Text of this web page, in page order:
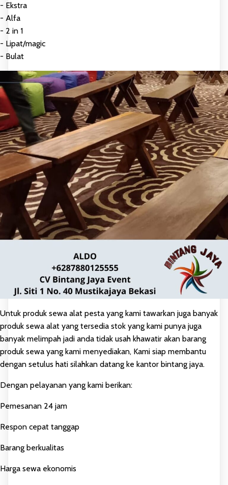
- Ekstra
- Alfa
- 2 in 1
- Lipat/magic
- Bulat
Untuk produk sewa alat pesta yang kami tawarkan juga banyak
produk sewa alat yang tersedia stok yang kami punya juga
banyak melimpah jadi anda tidak usah khawatir akan barang
produk sewa yang kami menyediakan, Kami siap membantu
dengan setulus hati silahkan datang ke kantor bintang jaya.
Dengan pelayanan yang kami berikan:
Pemesanan 24 jam
Respon cepat tanggap
Barang berkualitas
Harga sewa ekonomis